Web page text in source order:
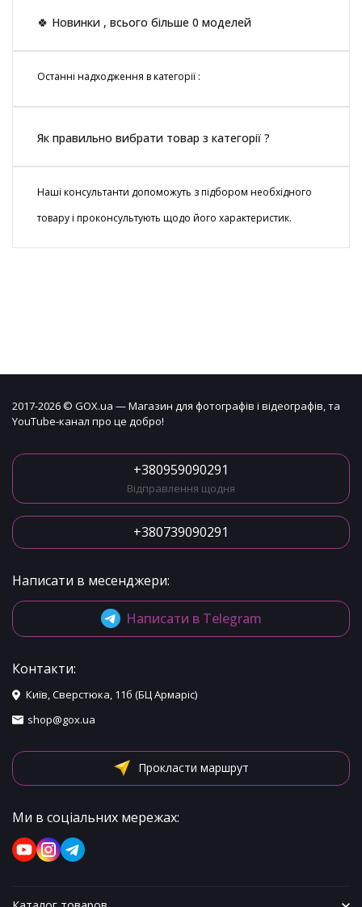
🍀 Новинки , всього більше 0 моделей
Останні надходження в категорії :
Як правильно вибрати товар з категорії ?
Наші консультанти допоможуть з підбором необхідного
товару і проконсультують щодо його характеристик.
2017-2026 © GOX.ua — Магазин для фотографів і відеографів, та
YouTube-канал про це добро!
+380959090291
Відправлення щодня
+380739090291
Написати в месенджери:
Написати в Telegram
Контакти:
Київ, Сверстюка, 11б (БЦ Армаріс)
shop@gox.ua
Прокласти маршрут
Ми в соціальних мережах: